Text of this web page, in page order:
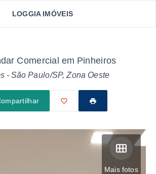
LOGGIA IMÓVEIS
Comercial em Pinheiros
- São Paulo/SP, Zona Oeste
Mais fotos